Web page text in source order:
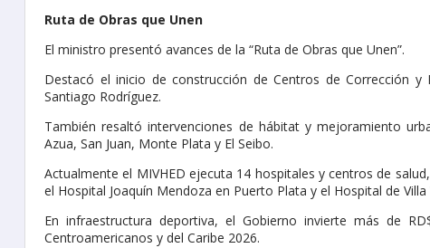
Ruta de Obras que Unen
El ministro presentó avances de la “Ruta de Obras que Unen”.
Destacó el inicio de construcción de Centros de Corrección
Santiago Rodríguez.
También resaltó intervenciones de hábitat y mejoramiento
Azua, San Juan, Monte Plata y El Seibo.
Actualmente el MIVHED ejecuta 14 hospitales y centros de
el Hospital Joaquín Mendoza en Puerto Plata y el Hospital de Villa
En infraestructura deportiva, el Gobierno invierte más de
Centroamericanos y del Caribe 2026.